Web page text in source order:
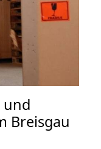
und
Breisgau